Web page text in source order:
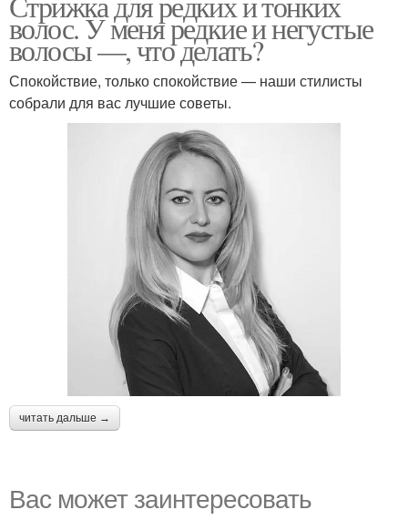
волос. У меня редкие и негустые
волосы —, что делать?
Спокойствие, только спокойствие — наши стилисты
собрали для вас лучшие советы.
читать дальше →
Вас может заинтересовать